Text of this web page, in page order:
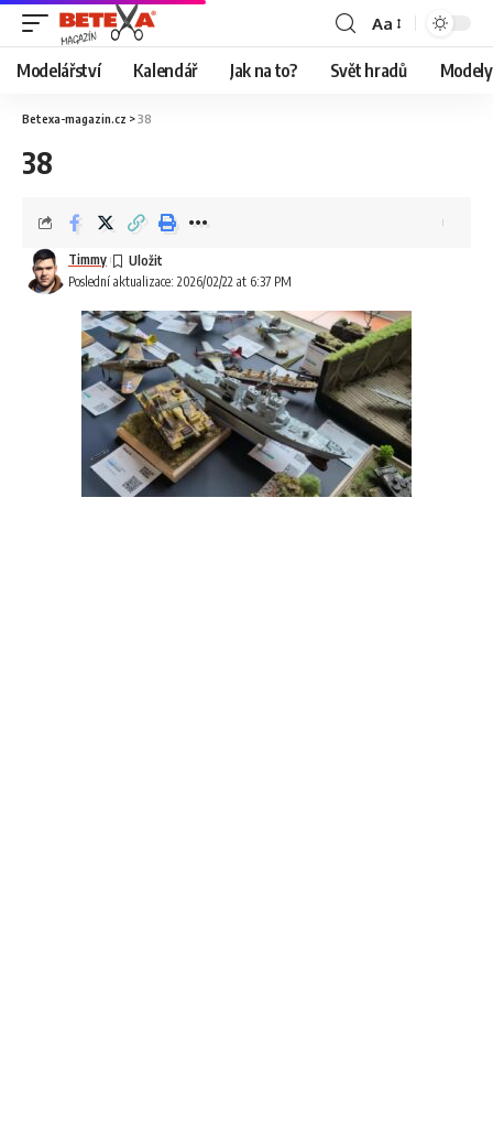
Aa
Modelářství Kalendář Jak na to? Svět hradů
Betexa-magazin.cz >38
38
Poslední aktualizace: 2026/02/22 at 6:37 PM
Timmy